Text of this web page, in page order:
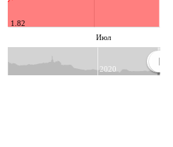
Июл
1.82
2020